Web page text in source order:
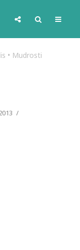
• Mudrosti